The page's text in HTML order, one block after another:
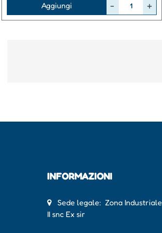
Aggiungi
INFORMAZIONI
Sede legale: Zona Industriale
II snc Ex sir